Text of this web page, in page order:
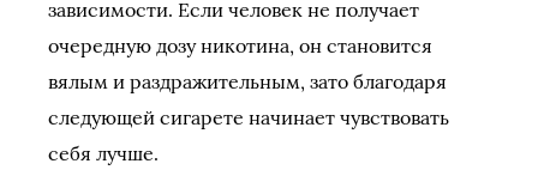
зависимости. Если человек не получает
очередную дозу никотина, он становится
вялым и раздражительным, зато благодаря
следующей сигарете начинает чувствовать
себя лучше.